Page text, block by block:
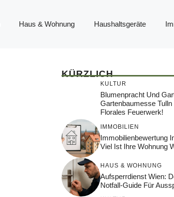
Haus & Wohnung Haushaltsgeräte
KÜRZLICH
KULTUR
Blumenpracht Und
Gartenbaumesse
Florales Feuerwerk!
IMMOBILIEN
Immobilienbewertung
Viel Ist Ihre Wohnung
HAUS & WOHNUNG
Aufsperrdienst Wien:
Notfall-Guide Für